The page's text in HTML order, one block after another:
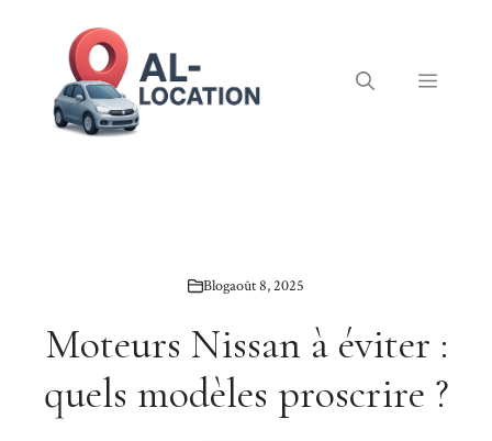
Menu
Blogaoût 8, 2025
Moteurs Nissan à éviter :
quels modèles proscrire ?